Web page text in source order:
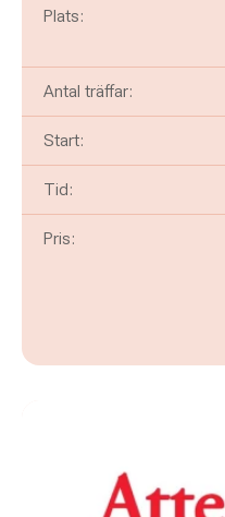
Plats:
Antal träffar:
Start:
Tid:
Pris: